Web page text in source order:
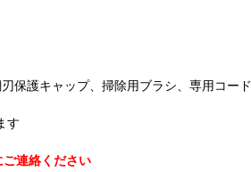
保護キャップ、掃除用ブラシ、専用コード
す
連絡ください